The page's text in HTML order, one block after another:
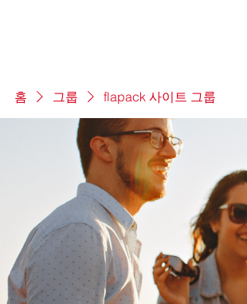
홈 그룹 flapack 사이트 그룹